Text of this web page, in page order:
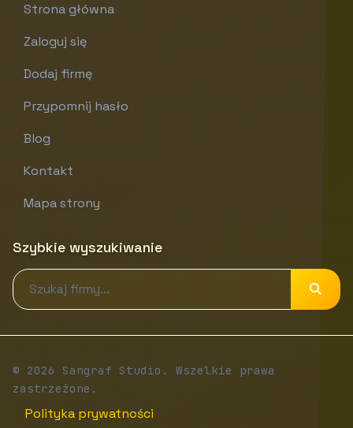
Strona główna
Zaloguj się
Dodaj firmę
Przypomnij hasło
Blog
Kontakt
Mapa strony
Szybkie wyszukiwanie
© 2026 Sangraf Studio. Wszelkie prawa
zastrzeżone.
Polityka prywatności